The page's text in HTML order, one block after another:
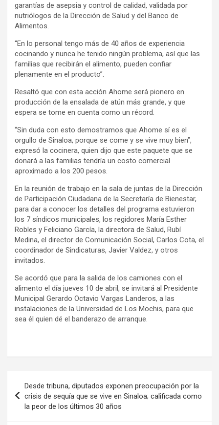
garantías de asepsia y control de calidad, validada por
nutriólogos de la Dirección de Salud y del Banco de
Alimentos.
“En lo personal tengo más de 40 años de experiencia
cocinando y nunca he tenido ningún problema, así que las
familias que recibirán el alimento, pueden confiar
plenamente en el producto”.
Resaltó que con esta acción Ahome será pionero en
producción de la ensalada de atún más grande, y que
espera se tome en cuenta como un récord.
“Sin duda con esto demostramos que Ahome sí es el
orgullo de Sinaloa, porque se come y se vive muy bien”,
expresó la cocinera, quien dijo que este paquete que se
donará a las familias tendría un costo comercial
aproximado a los 200 pesos.
En la reunión de trabajo en la sala de juntas de la Dirección
de Participación Ciudadana de la Secretaría de Bienestar,
para dar a conocer los detalles del programa estuvieron
los 7 síndicos municipales, los regidores María Esther
Robles y Feliciano García, la directora de Salud, Rubí
Medina, el director de Comunicación Social, Carlos Cota, el
coordinador de Sindicaturas, Javier Valdez, y otros
invitados.
Se acordó que para la salida de los camiones con el
alimento el día jueves 10 de abril, se invitará al Presidente
Municipal Gerardo Octavio Vargas Landeros, a las
instalaciones de la Universidad de Los Mochis, para que
sea él quien dé el banderazo de arranque.
de
entradas
Desde tribuna, diputados exponen preocupación por la
crisis de sequía que se vive en Sinaloa; calificada como
la peor de los últimos 30 años